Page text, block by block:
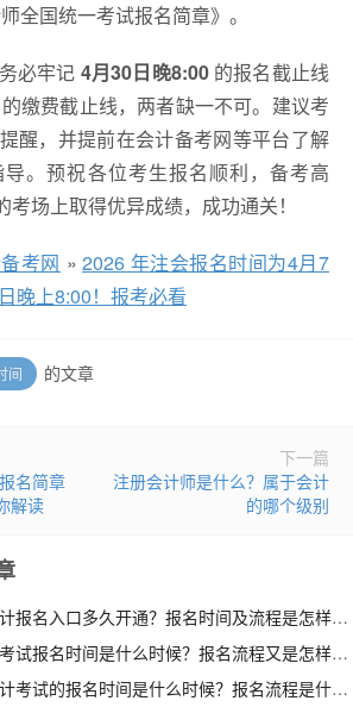
全国统一考试报名简章》。
必牢记 4月30日晚8:00的报名截止线
的缴费截止线，两者缺一不可。建议考
醒，并提前在会计备考网等平台了解
。预祝各位考生报名顺利，备考高
场上取得优异成绩，成功通关！
考网 »2026 年注会报名时间为4月7
晚上8:00！报考必看
间 的文章
名简章
解读
下一篇
注册会计师是什么？属于会计
的哪个级别
内蒙古2026年中级会计报名入口多久开通？报名时间及流程是怎样的
2026年河北中级会计考试报名时间是什么时候？报名流程又是怎样的
黑龙江2026年中级会计考试的报名时间是什么时候？报名流程是什么